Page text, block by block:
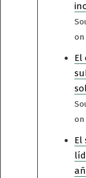
on
El
on
El